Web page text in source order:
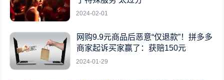
2024-02-01
网购9.9元商品后恶意“仅退款”！拼多多
商家起诉买家赢了：获赔150元
2024-01-29